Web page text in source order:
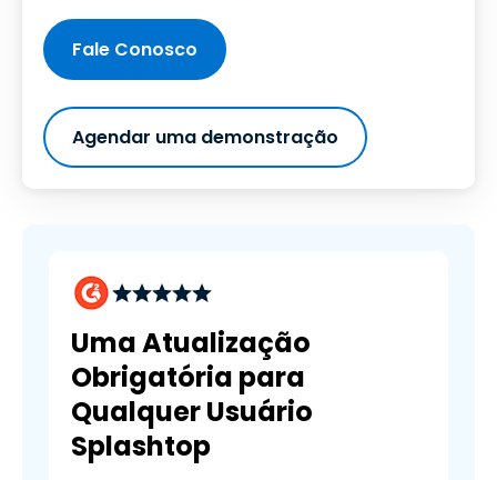
Fale Conosco
Agendar uma demonstração
Uma Atualização
Obrigatória para
Qualquer Usuário
Splashtop